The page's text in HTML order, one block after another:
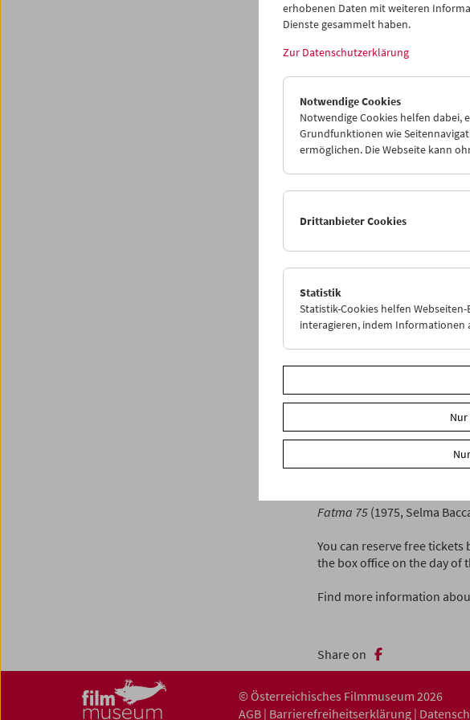
COLLECTION ON SCREEN
Kikujirō no Natsu (Kikujiros
ORDINARY HEROES
Tin shui wai dik yat yu ye
PERMISSIBLE DREAMS
Fatma 75
(1975, Selma
Die Freikarten können wie
erfolgt am Tag der
Free
2023
As a supporting member,
COLLECTION ON SCREEN
Kikujirō no Natsu (Kikujiros
ORDINARY HEROES
Tin shui wai dik yat yu ye
Fatma 75(1975, Selma
You can reserve free
the box office on the day of
Find more information
Share on
© Österreichisches Filmmuseum 2026
AGB | Barrierefreiheitserklärung |
erhobenen Daten mit weiteren
Dienste gesammelt haben.
Zur Datenschutzerklärung
Notwendige Cookies
Notwendige Cookies helfen dabei,
Grundfunktionen wie
ermöglichen. Die Webseite kann
Drittanbieter Cookies
Statistik
Statistik-Cookies helfen
interagieren, indem